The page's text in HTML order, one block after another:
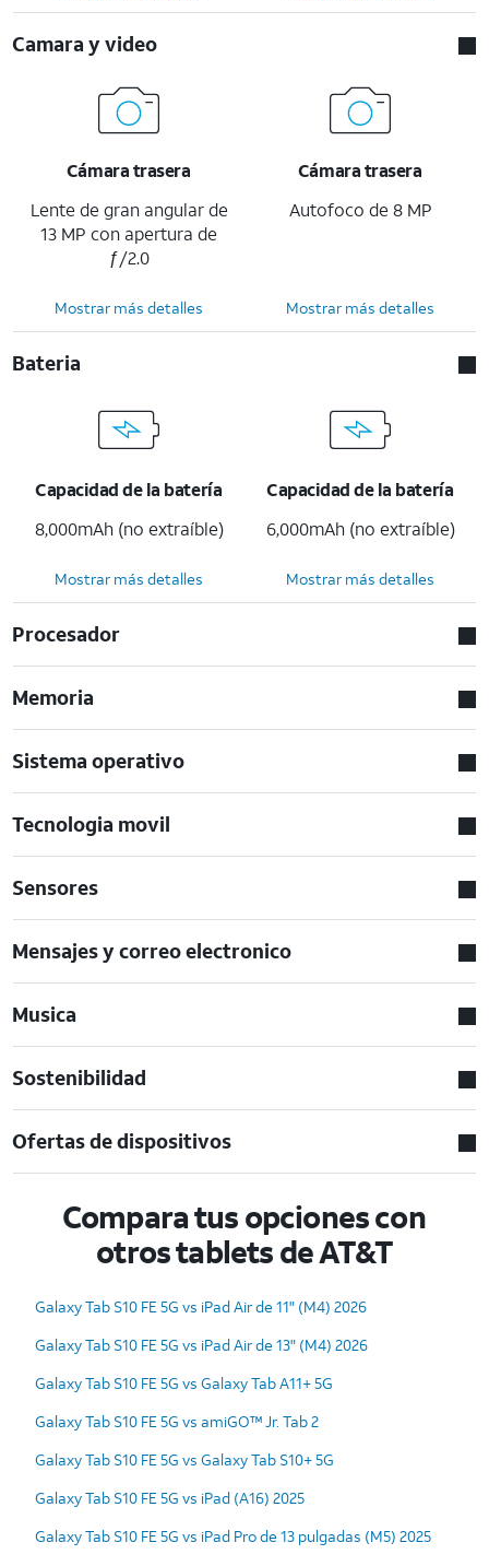
Camara y video
Cámara trasera
Lente de gran angular de
13 MP con apertura de
ƒ/2.0
Cámara trasera
Autofoco de 8 MP
Mostrar más detalles Mostrar más detalles
Bateria
Capacidad de la batería
8,000mAh (no extraíble)
Capacidad de la batería
6,000mAh (no extraíble)
Mostrar más detalles Mostrar más detalles
Procesador
Memoria
Sistema operativo
Tecnologia movil
Sensores
Mensajes y correo electronico
Musica
Sostenibilidad
Ofertas de dispositivos
Compara tus opciones con
otros tablets de AT&T
Galaxy Tab S10 FE 5G vs iPad Air de 11" (M4) 2026
Galaxy Tab S10 FE 5G vs iPad Air de 13" (M4) 2026
Galaxy Tab S10 FE 5G vs Galaxy Tab A11+ 5G
Galaxy Tab S10 FE 5G vs amiGO™ Jr. Tab 2
Galaxy Tab S10 FE 5G vs Galaxy Tab S10+ 5G
Galaxy Tab S10 FE 5G vs iPad (A16) 2025
Galaxy Tab S10 FE 5G vs iPad Pro de 13 pulgadas (M5) 2025